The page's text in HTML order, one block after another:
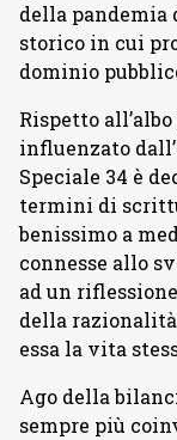
della
storico in cui
dominio
Rispetto
influenzato
Speciale 34 è
termini di
benissimo a
connesse allo
ad un
della
essa la vita
Ago della
sempre più